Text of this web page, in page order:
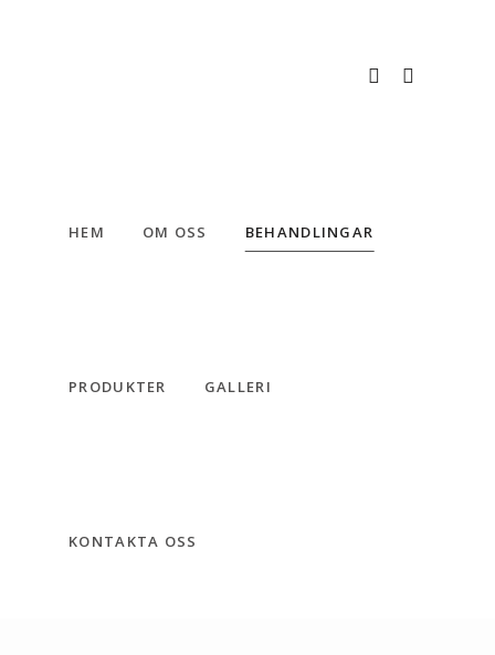
HEM OM OSS BEHANDLINGAR
PRODUKTER GALLERI
KONTAKTA OSS